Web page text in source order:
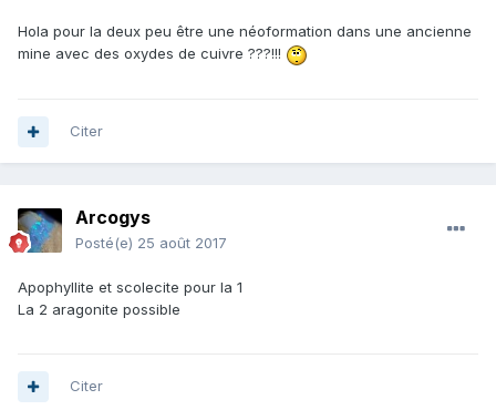
Hola pour la deux peu être une néoformation dans une ancienne
mine avec des oxydes de cuivre ???!!!
Citer
Arcogys
Posté(e) 25 août 2017
Apophyllite et scolecite pour la 1
La 2 aragonite possible
Citer